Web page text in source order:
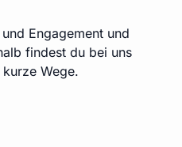
Engagement und
findest du bei uns
Wege.